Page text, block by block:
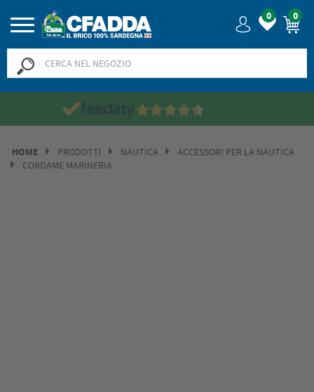
0 0
Saldi? SALDI! Fino al -50%
HOME PRODOTTI NAUTICA
ACCESSORI PER LA NAUTICA
CORDAME MARINERIA